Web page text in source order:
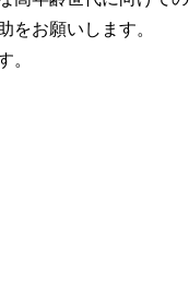
をお願いします。
。